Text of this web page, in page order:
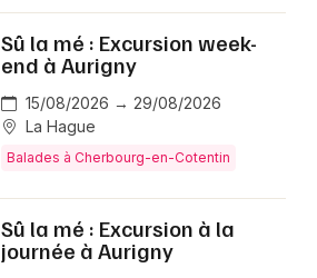
Sû la mé : Excursion week-
end à Aurigny
15/08/2026 → 29/08/2026
La Hague
Balades à Cherbourg-en-Cotentin
Sû la mé : Excursion à la
journée à Aurigny